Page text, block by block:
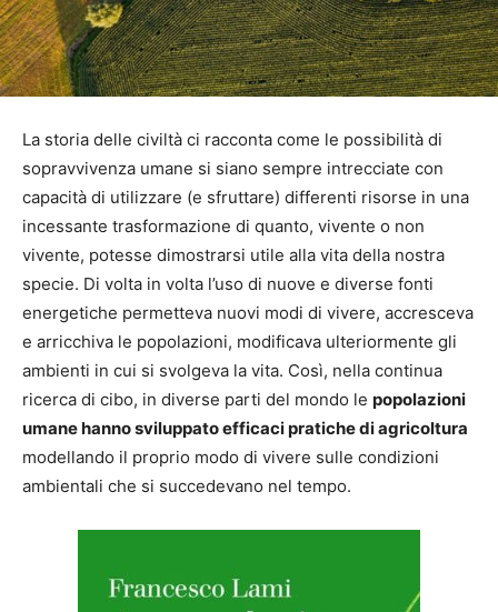
La storia delle civiltà ci racconta come le possibilità di
sopravvivenza umane si siano sempre intrecciate con
capacità di utilizzare (e sfruttare) differenti risorse in una
incessante trasformazione di quanto, vivente o non
vivente, potesse dimostrarsi utile alla vita della nostra
specie. Di volta in volta l’uso di nuove e diverse fonti
energetiche permetteva nuovi modi di vivere, accresceva
e arricchiva le popolazioni, modificava ulteriormente gli
ambienti in cui si svolgeva la vita. Così, nella continua
ricerca di cibo, in diverse parti del mondo le popolazioni
umane hanno sviluppato efficaci pratiche di agricoltura
modellando il proprio modo di vivere sulle condizioni
ambientali che si succedevano nel tempo.